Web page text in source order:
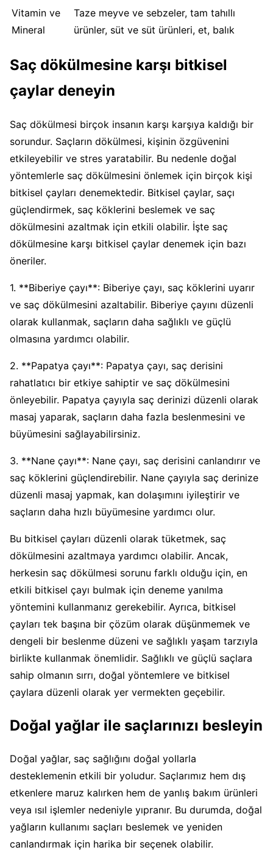
Vitamin ve
Mineral
Taze meyve ve sebzeler, tam tahıllı
ürünler, süt ve süt ürünleri, et, balık
Saç dökülmesine karşı bitkisel
çaylar deneyin
Saç dökülmesi birçok insanın karşı karşıya kaldığı bir
sorundur. Saçların dökülmesi, kişinin özgüvenini
etkileyebilir ve stres yaratabilir. Bu nedenle doğal
yöntemlerle saç dökülmesini önlemek için birçok kişi
bitkisel çayları denemektedir. Bitkisel çaylar, saçı
güçlendirmek, saç köklerini beslemek ve saç
dökülmesini azaltmak için etkili olabilir. İşte saç
dökülmesine karşı bitkisel çaylar denemek için bazı
öneriler.
1. **Biberiye çayı**: Biberiye çayı, saç köklerini uyarır
ve saç dökülmesini azaltabilir. Biberiye çayını düzenli
olarak kullanmak, saçların daha sağlıklı ve güçlü
olmasına yardımcı olabilir.
2. **Papatya çayı**: Papatya çayı, saç derisini
rahatlatıcı bir etkiye sahiptir ve saç dökülmesini
önleyebilir. Papatya çayıyla saç derinizi düzenli olarak
masaj yaparak, saçların daha fazla beslenmesini ve
büyümesini sağlayabilirsiniz.
3. **Nane çayı**: Nane çayı, saç derisini canlandırır ve
saç köklerini güçlendirebilir. Nane çayıyla saç derinize
düzenli masaj yapmak, kan dolaşımını iyileştirir ve
saçların daha hızlı büyümesine yardımcı olur.
Bu bitkisel çayları düzenli olarak tüketmek, saç
dökülmesini azaltmaya yardımcı olabilir. Ancak,
herkesin saç dökülmesi sorunu farklı olduğu için, en
etkili bitkisel çayı bulmak için deneme yanılma
yöntemini kullanmanız gerekebilir. Ayrıca, bitkisel
çayları tek başına bir çözüm olarak düşünmemek ve
dengeli bir beslenme düzeni ve sağlıklı yaşam tarzıyla
birlikte kullanmak önemlidir. Sağlıklı ve güçlü saçlara
sahip olmanın sırrı, doğal yöntemlere ve bitkisel
çaylara düzenli olarak yer vermekten geçebilir.
Doğal yağlar ile saçlarınızı besleyin
Doğal yağlar, saç sağlığını doğal yollarla
desteklemenin etkili bir yoludur. Saçlarımız hem dış
etkenlere maruz kalırken hem de yanlış bakım ürünleri
veya ısıl işlemler nedeniyle yıpranır. Bu durumda, doğal
yağların kullanımı saçları beslemek ve yeniden
canlandırmak için harika bir seçenek olabilir.